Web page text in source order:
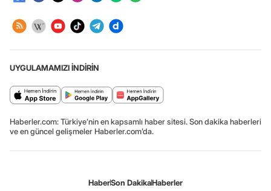
UYGULAMAMIZI İNDİRİN
Haberler.com: Türkiye’nin en kapsamlı haber sitesi. Son dakika haberleri
ve en güncel gelişmeler Haberler.com’da.
HaberSon DakikaHaberler